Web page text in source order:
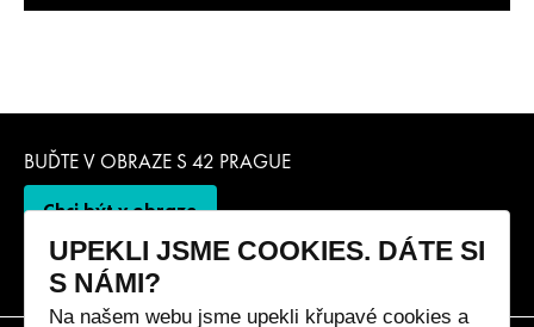
BUĎTE V OBRAZE S 42 PRAGUE
Chci být v obraze
UPEKLI JSME COOKIES. DÁTE SI
S NÁMI?
Na našem webu jsme upekli křupavé cookies a